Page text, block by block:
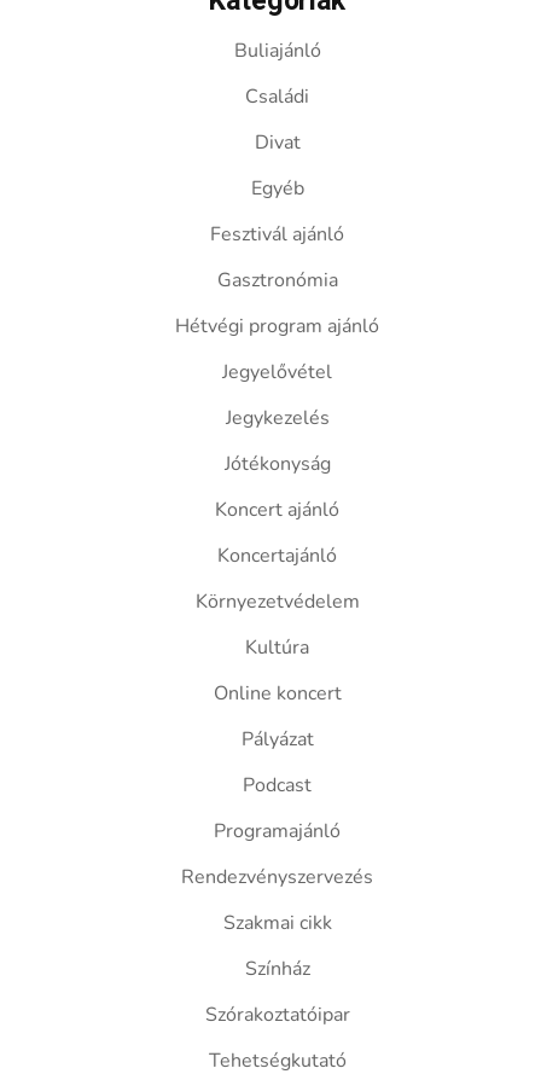
Buliajánló
Családi
Divat
Egyéb
Fesztivál ajánló
Gasztronómia
Hétvégi program ajánló
Jegyelővétel
Jegykezelés
Jótékonyság
Koncert ajánló
Koncertajánló
Környezetvédelem
Kultúra
Online koncert
Pályázat
Podcast
Programajánló
Rendezvényszervezés
Szakmai cikk
Színház
Szórakoztatóipar
Tehetségkutató